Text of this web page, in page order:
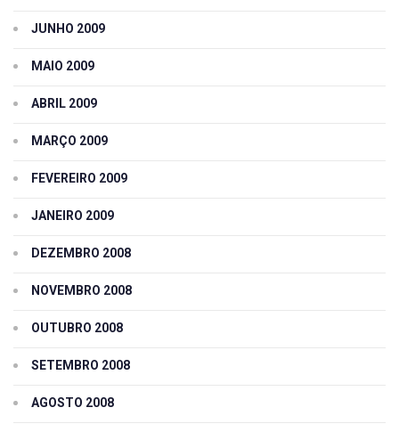
JUNHO 2009
MAIO 2009
ABRIL 2009
MARÇO 2009
FEVEREIRO 2009
JANEIRO 2009
DEZEMBRO 2008
NOVEMBRO 2008
OUTUBRO 2008
SETEMBRO 2008
AGOSTO 2008